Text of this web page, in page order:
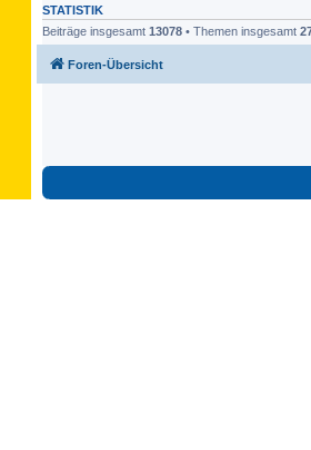
STATISTIK
Beiträge insgesamt 13078 • Themen insgesamt
Foren-Übersicht